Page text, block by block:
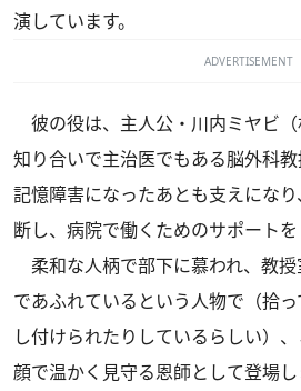
演しています。
ADVERTISEMENT
彼の役は、主人公・川内ミヤビ
知り合いで主治医でもある脳外科
記憶障害になったあとも支えにな
断し、病院で働くためのサポートを
柔和な人柄で部下に慕われ、教
であふれているという人物で（拾
し付けられたりしているらしい）
顔で温かく見守る恩師として登場